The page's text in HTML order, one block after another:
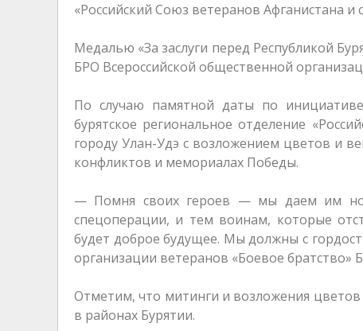
«Российский Союз ветеранов Афганистана
Медалью «За заслуги перед Республикой
БРО Всероссийской общественной
По случаю памятной даты по инициативе
бурятское региональное отделение
городу Улан-Удэ с возложением цветов и
конфликтов и мемориалах Победы.
— Помня своих героев — мы даем им
спецоперации, и тем воинам, которые
будет доброе будущее. Мы должны с
организации ветеранов «Боевое
Отметим, что митинги и возложения
в районах Бурятии.